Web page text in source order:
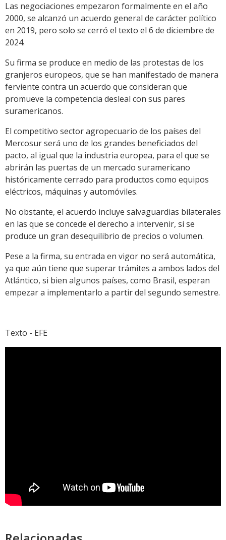
Las negociaciones empezaron formalmente en el año
2000, se alcanzó un acuerdo general de carácter político
en 2019, pero solo se cerró el texto el 6 de diciembre de
2024.
Su firma se produce en medio de las protestas de los
granjeros europeos, que se han manifestado de manera
ferviente contra un acuerdo que consideran que
promueve la competencia desleal con sus pares
suramericanos.
El competitivo sector agropecuario de los países del
Mercosur será uno de los grandes beneficiados del
pacto, al igual que la industria europea, para el que se
abrirán las puertas de un mercado suramericano
históricamente cerrado para productos como equipos
eléctricos, máquinas y automóviles.
No obstante, el acuerdo incluye salvaguardias bilaterales
en las que se concede el derecho a intervenir, si se
produce un gran desequilibrio de precios o volumen.
Pese a la firma, su entrada en vigor no será automática,
ya que aún tiene que superar trámites a ambos lados del
Atlántico, si bien algunos países, como Brasil, esperan
empezar a implementarlo a partir del segundo semestre.
Texto - EFE